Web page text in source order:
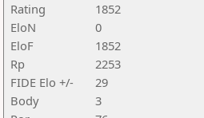
Rating
1852
EloN
0
EloF
1852
Rp
2253
FIDE Elo +/-
29
Body
3